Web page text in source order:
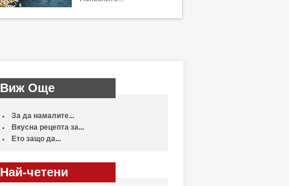
Виж Още
За да намалите...
Вкусна рецепта за...
Ето защо да...
Най-четени